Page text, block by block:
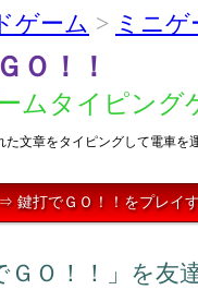
ゲーム > ミニゲ
Ｏ！！
ムタイピング
た文章をタイピングして電車を
鍵打でＧＯ！！をプレイ
Ｏ！！」を友